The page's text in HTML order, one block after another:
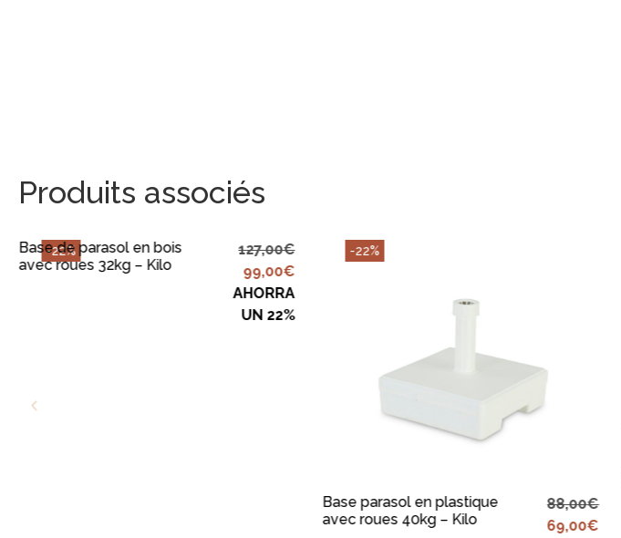
Produits associés
-22%
AJOUTER AU PANIER
Base de parasol en bois
avec roues 32kg – Kilo
127,00€
99,00€
AHORRA
UN 22%
-22%
Base parasol en plastique
avec roues 40kg – Kilo
88,00€
69,00€